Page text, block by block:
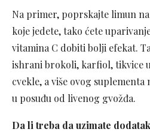
Na primer, poprskajte limun
koje jedete, tako ćete
vitamina C dobiti bolji efekat.
ishrani brokoli, karfiol, tikvice
cvekle, a više ovog
u posuđu od livenog gvožđa.
Da li treba da uzimate